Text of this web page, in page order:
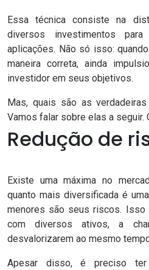
Essa técnica consiste na
diversos investimentos
aplicações. Não só isso:
maneira correta, ainda
investidor em seus objetivos.
Mas, quais são as
Vamos falar sobre elas a seguir.
Redução de
Existe uma máxima no
quanto mais diversificada é
menores são seus riscos. Isso
com diversos ativos, a
desvalorizarem ao mesmo
Apesar disso, é preciso